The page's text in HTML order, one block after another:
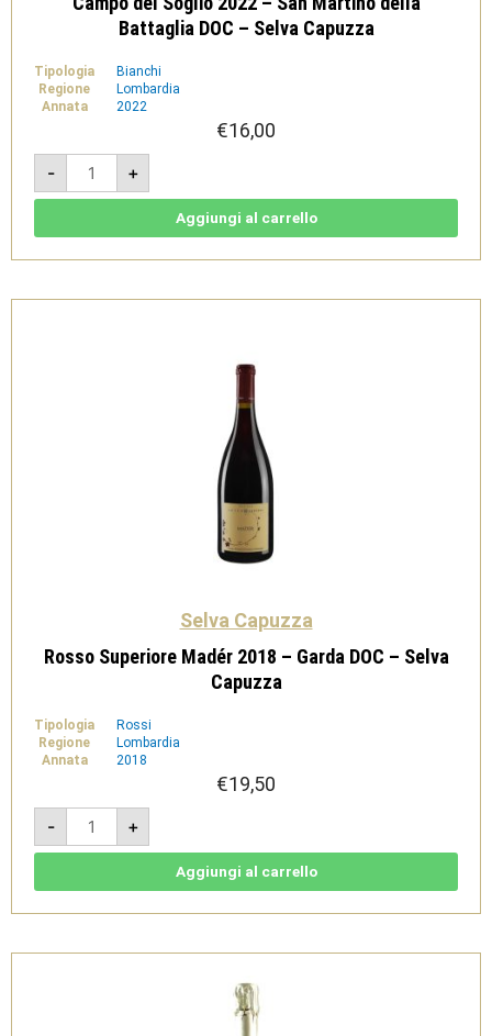
Battaglia DOC – Selva Capuzza
Tipologia
Bianchi
Regione
Lombardia
Annata
2022
€16,00
-
Campo
Soglio
2022
della
-
+
Aggiungi al carrello
Selva Capuzza
Rosso Superiore Madér 2018 – Garda DOC – Selva
Capuzza
Tipologia
Rossi
Regione
Lombardia
Annata
2018
€19,50
-
Rosso
Superiore
Madér
2018
-
quantità
+
Aggiungi al carrello